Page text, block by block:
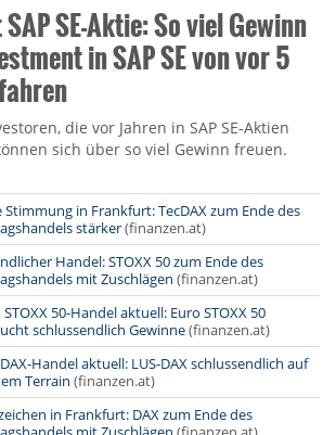
SE-Aktie: So viel Gewinn
in SAP SE von vor 5
die vor Jahren in SAP SE-Aktien
sich über so viel Gewinn freuen.
Stimmung in Frankfurt: TecDAX zum Ende des
stärker(finanzen.at)
Handel: STOXX 50 zum Ende des
mit Zuschlägen (finanzen.at)
STOXX 50-Handel aktuell: Euro STOXX 50
schlussendlich Gewinne(finanzen.at)
Handel aktuell: LUS-DAX schlussendlich auf
Terrain (finanzen.at)
in Frankfurt: DAX zum Ende des